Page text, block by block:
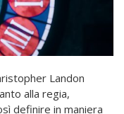
Landon
alla regia,
definire in maniera